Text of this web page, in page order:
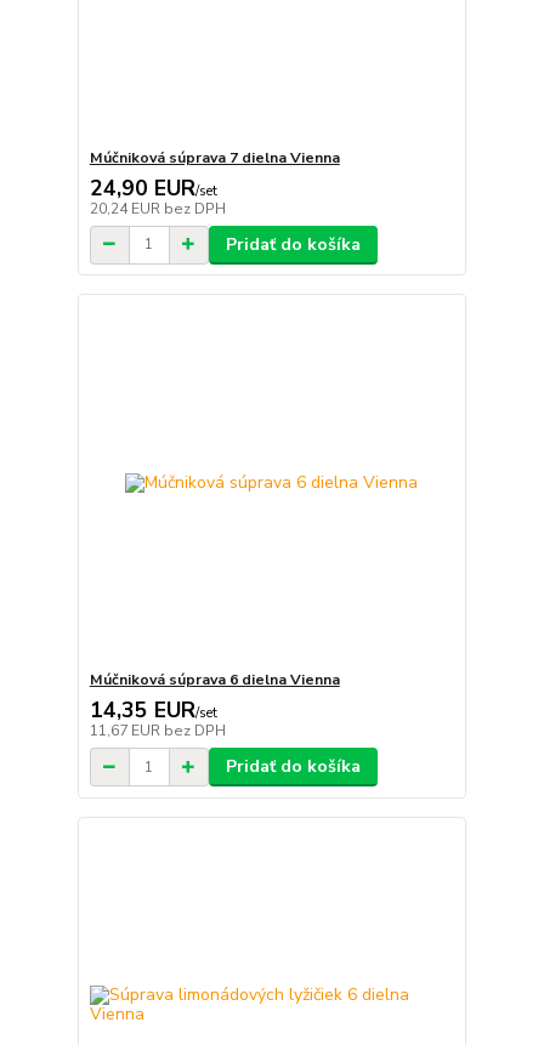
Múčniková súprava 7 dielna Vienna
24,90 EUR/set
20,24 EUR bez DPH
Pridať do košíka
Múčniková súprava 6 dielna Vienna
14,35 EUR/set
11,67 EUR bez DPH
Pridať do košíka